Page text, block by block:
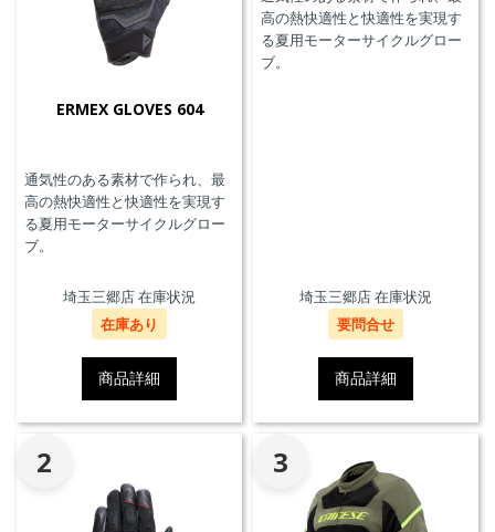
ERMEX GLOVES 604
通気性のある素材で作られ、最
高の熱快適性と快適性を実現す
る夏用モーターサイクルグロー
ブ。
埼玉三郷店 在庫状況
在庫あり
商品詳細
高の熱快適性と快適性を実現す
る夏用モーターサイクルグロー
ブ。
埼玉三郷店 在庫状況
要問合せ
商品詳細
2 3